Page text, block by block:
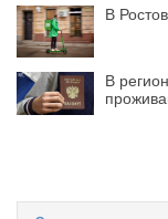
В
В